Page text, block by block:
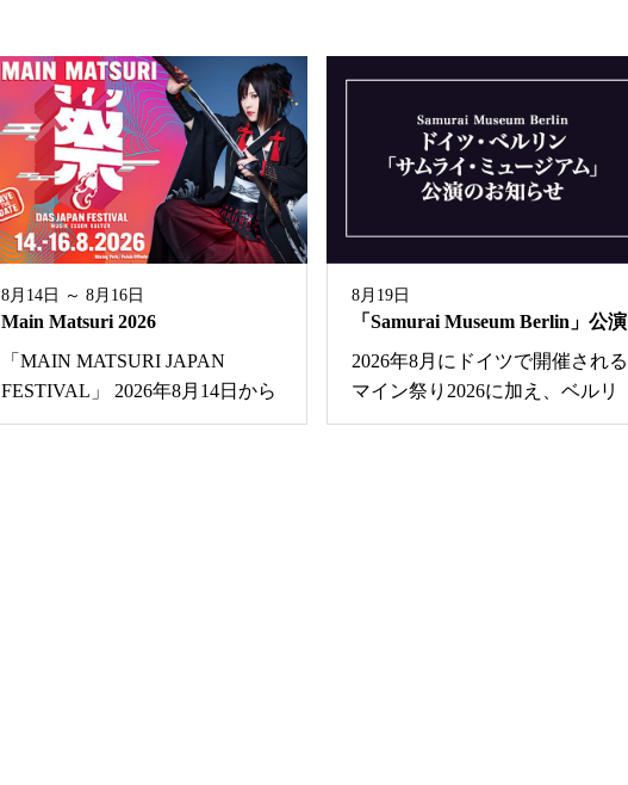
8月14日 ～ 8月16日
Main Matsuri 2026
「MAIN MATSURI JAPAN
FESTIVAL」 2026年8月14日か...
8月19日
「Samurai Museum Berlin」公演
2026年8月にドイツで開催される
マイン祭り2026に加え、ベルリ...